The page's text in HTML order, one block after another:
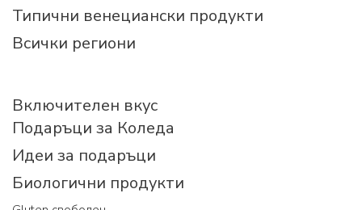
Типични венециански продукти
Всички региони
Включителен вкус
Подаръци за Коледа
Идеи за подаръци
Биологични продукти